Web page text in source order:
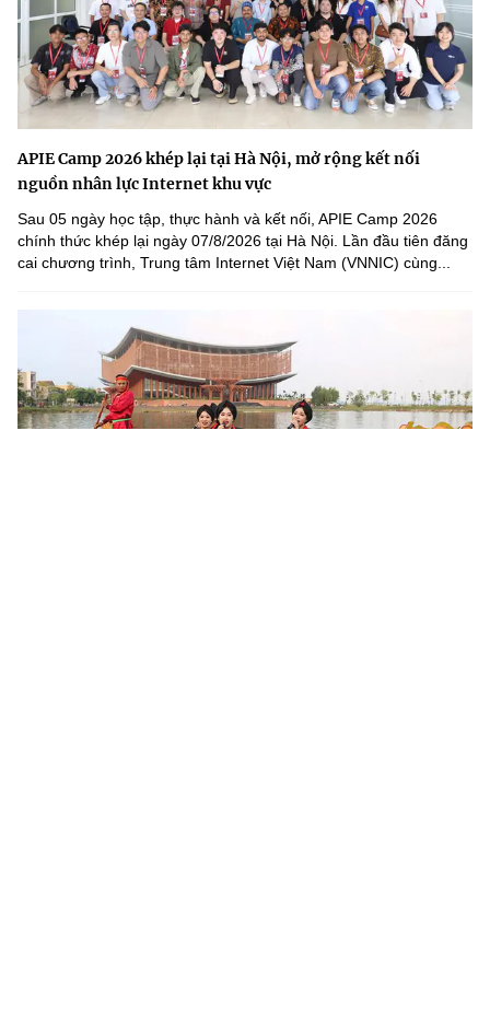
APIE Camp 2026 khép lại tại Hà Nội, mở rộng kết nối
nguồn nhân lực Internet khu vực
Sau 05 ngày học tập, thực hành và kết nối, APIE Camp 2026
chính thức khép lại ngày 07/8/2026 tại Hà Nội. Lần đầu tiên đăng
cai chương trình, Trung tâm Internet Việt Nam (VNNIC) cùng...